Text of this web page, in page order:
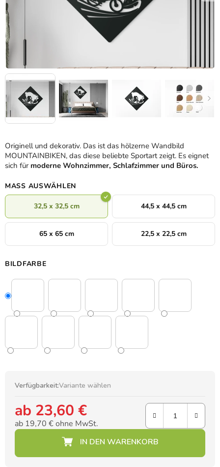
Originell und dekorativ. Das ist das hölzerne Wandbild
MOUNTAINBIKEN, das diese beliebte Sportart zeigt. Es eignet
sich für moderne Wohnzimmer, Schlafzimmer und Büros.
MASS AUSWÄHLEN
32,5 x 32,5 cm 44,5 x 44,5 cm
65 x 65 cm 22,5 x 22,5 cm
BILDFARBE
Verfügbarkeit:Variante wählen
ab 23,60 €
ab 19,70 €ohne MwSt.
Verkaufspreis: